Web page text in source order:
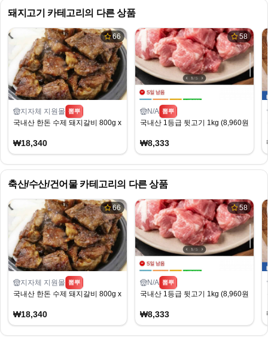
돼지고기 카테고리의 다른 상품
66
지자체 지원몰 뽐뿌
국내산 한돈 수제 돼지갈비 800g x 2팩
₩18,340
58
N/A 뽐뿌
국내산 1등급 뒷고기 1kg (8,960원/무배)
₩8,333
축산/수산/건어물카테고리의 다른 상품
66
지자체 지원몰 뽐뿌
국내산 한돈 수제 돼지갈비 800g x 2팩
₩18,340
58
N/A 뽐뿌
국내산 1등급 뒷고기 1kg (8,960원/무배)
₩8,333